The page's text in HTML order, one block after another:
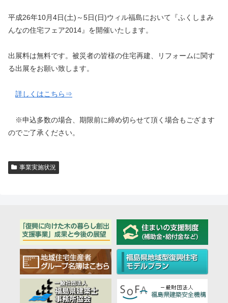
平成26年10月4日(土)～5日(日)ウィル福島において『ふくしまみ
んなの住宅フェア2014』を開催いたします。
出展料は無料です。被災者の皆様の住宅再建、リフォームに関す
る出展をお願い致します。
詳しくはこちら⇒
※申込多数の場合、期限前に締め切らせて頂く場合もござます
のでご了承ください。
事業実施状況